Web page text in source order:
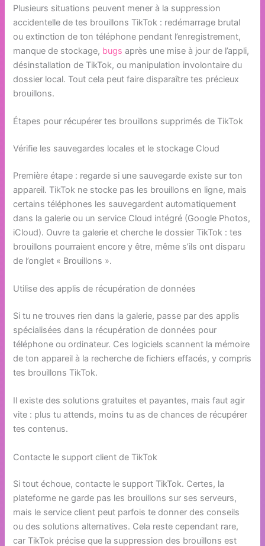
Plusieurs situations peuvent mener à la suppression
accidentelle de tes brouillons TikTok : redémarrage brutal
ou extinction de ton téléphone pendant l’enregistrement,
manque de stockage, bugs après une mise à jour de l’appli,
désinstallation de TikTok, ou manipulation involontaire du
dossier local. Tout cela peut faire disparaître tes précieux
brouillons.
Étapes pour récupérer tes brouillons supprimés de TikTok
Vérifie les sauvegardes locales et le stockage Cloud
Première étape : regarde si une sauvegarde existe sur ton
appareil. TikTok ne stocke pas les brouillons en ligne, mais
certains téléphones les sauvegardent automatiquement
dans la galerie ou un service Cloud intégré (Google Photos,
iCloud). Ouvre ta galerie et cherche le dossier TikTok : tes
brouillons pourraient encore y être, même s’ils ont disparu
de l’onglet « Brouillons ».
Utilise des applis de récupération de données
Si tu ne trouves rien dans la galerie, passe par des applis
spécialisées dans la récupération de données pour
téléphone ou ordinateur. Ces logiciels scannent la mémoire
de ton appareil à la recherche de fichiers effacés, y compris
tes brouillons TikTok.
Il existe des solutions gratuites et payantes, mais faut agir
vite : plus tu attends, moins tu as de chances de récupérer
tes contenus.
Contacte le support client de TikTok
Si tout échoue, contacte le support TikTok. Certes, la
plateforme ne garde pas les brouillons sur ses serveurs,
mais le service client peut parfois te donner des conseils
ou des solutions alternatives. Cela reste cependant rare,
car TikTok précise que la suppression des brouillons est